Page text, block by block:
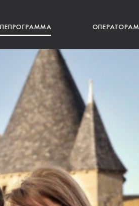
ОПЕРАТОРАМ